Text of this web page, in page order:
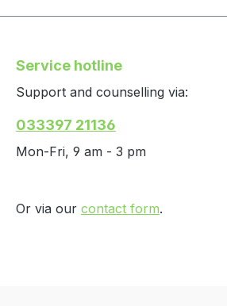
Service hotline
Support and counselling via:
033397 21136
Mon-Fri, 9 am - 3 pm
Or via our contact form.